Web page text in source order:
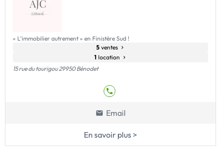
« L’immobilier autrement » en Finistère Sud !
5ventes
1 location
15 rue du tourigou 29950 Bénodet
Email
En savoir plus >